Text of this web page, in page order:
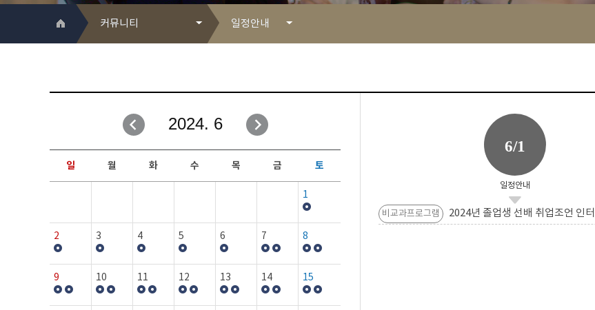
커뮤니티
취업성공지원과
창업지원·교육센터
현장실습/IPP사업단
커뮤니티
일정안내
자유게시판
일정안내
보도자료
행사갤러리
2024. 6
일 월 화 수 목 금 토
1
2 3 4 5 6 7 8
9 10 11 12 13 14 15
6/1
일정안내
비교과프로그램 2024년 졸업생 선배 취업조언 인